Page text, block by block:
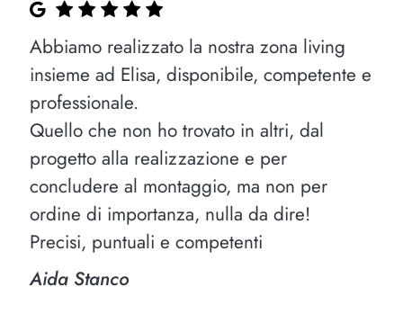
Abbiamo realizzato la nostra zona living
insieme ad Elisa, disponibile, competente e
professionale.
Quello che non ho trovato in altri, dal
progetto alla realizzazione e per
concludere al montaggio, ma non per
ordine di importanza, nulla da dire!
Precisi, puntuali e competenti
Aida Stanco